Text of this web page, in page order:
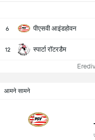
6 पीएसवी आइंडहोवन
12 स्पार्टा रॉटरडैम
आमने सामने